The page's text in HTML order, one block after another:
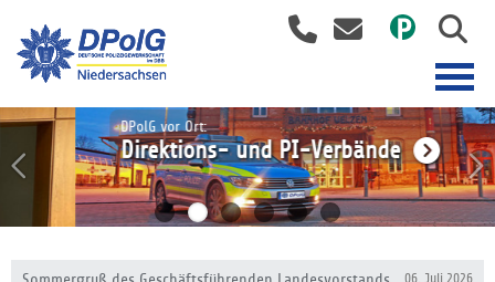
DPolG vor Ort:
Direktions- und PI-Verbände
06. Juli 2026